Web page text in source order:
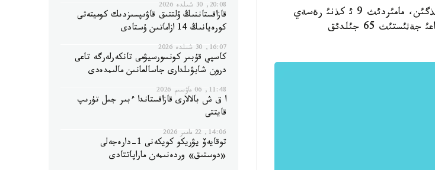
زاقپارات /ةرنذر اقانباي/ - قازاقستان پرةزيدةنتئ نذرسذلتان نازاربايةأ بذگئن، مامئردئث 9 ئ كذنئ رةسةي
استاناسئ ماسكةؤدة وتكةن 1941-1945 جئلدارداعئ ذلئ وتان سوعئسئنداعئ جةثئستئث 65 جئلدئق
20:08, 30 شىلدە 2026
قازاقستاننىڭ ۇلتتىق قاۋىپسىزدىك كوميتەتى
كورەيانىڭ 14 ازاماتىن ۇستادى
16:07, 30 شىلدە 2026
كاسپي قۇبىر كونسورسيۋمى تانكەرلەرگە تاعى
درون شابۋىلدارى جاسالعانىن مالىمدەدى
11:48, 06 ماۋسىم 2026
ا ق ش بالالارى قازاقستاندا ءبىر جىل تۇرىپ
قايتتى
14:06, 22 مامىر 2026
توقايەۆ يۋريكو كويكەنى 1-دارەجەلى
«دوستىق» وردەنىمەن ماراپاتتادى